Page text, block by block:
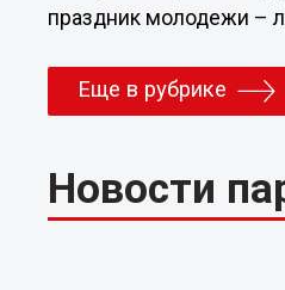
праздник молодежи –
Еще в рубрике
Новости